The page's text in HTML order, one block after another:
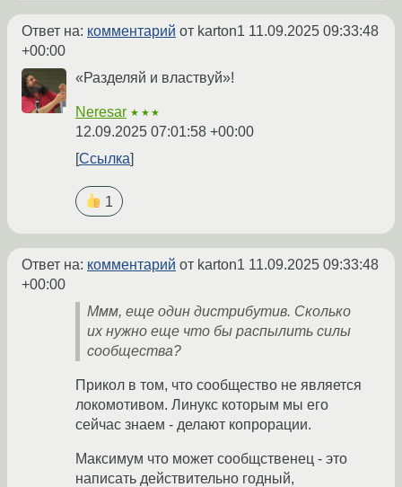
Ответ на: комментарий от karton1 11.09.2025 09:33:48
+00:00
«Разделяй и властвуй»!
Neresar ★★★
12.09.2025 07:01:58 +00:00
Ссылка
1
Ответ на: комментарий от karton1 11.09.2025 09:33:48
+00:00
Ммм, еще один дистрибутив. Сколько
их нужно еще что бы распылить силы
сообщества?
Прикол в том, что сообщество не является
локомотивом. Линукс которым мы его
сейчас знаем - делают копрорации.
Максимум что может сообщственец - это
написать действительно годный,